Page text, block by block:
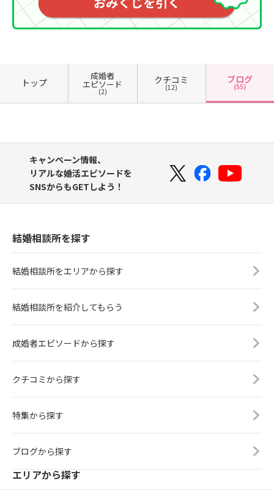
トップ
成婚者
エピソード
(2)
クチコミ
(12)
ブログ
(55)
キャンペーン情報、
リアルな婚活エピソードを
SNSからもGETしよう！
結婚相談所を探す
結婚相談所をエリアから探す
結婚相談所を紹介してもらう
成婚者エピソードから探す
クチコミから探す
特集から探す
ブログから探す
エリアから探す